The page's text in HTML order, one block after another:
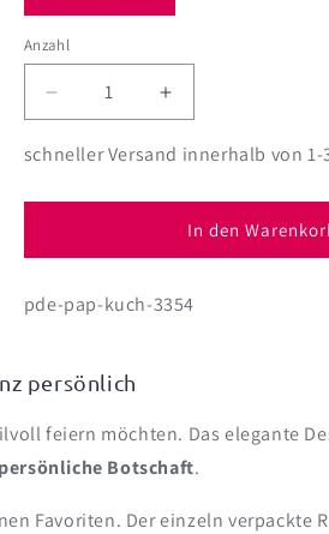
Anzahl
Anzahl
Verringere
die
Menge
Geburtstagskuchen
Alter,
&amp;
|
Motiv
Erhöhe
die
Menge
mit
Alter,
&amp;
Motiv
schneller Versand innerhalb von 1-
In den
pde-pap-kuch-3354
persönlich
feiern möchten. Das elegante
Botschaft.
Favoriten. Der einzeln verpackte